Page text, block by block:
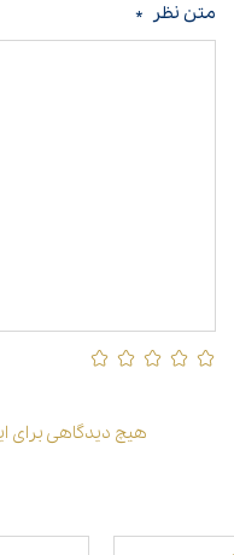
متن نظر *
هیچ دیدگاهی